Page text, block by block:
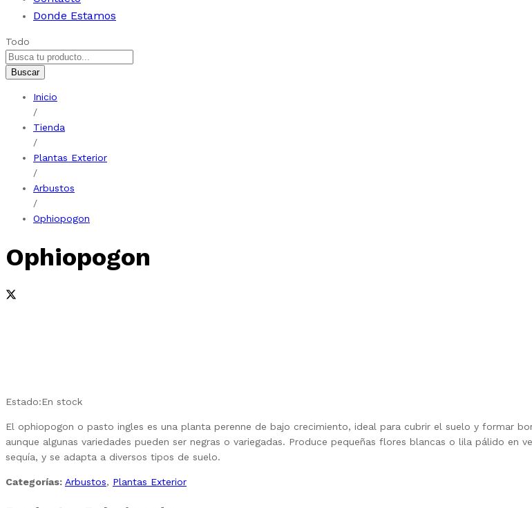
Donde Estamos
Todo
Buscar
Inicio
/
Tienda
/
Plantas Exterior
/
Arbustos
/
Ophiopogon
Ophiopogon
Estado:En stock
El ophiopogon o pasto ingles es una planta perenne de bajo crecimiento, ideal para cubrir el suelo y formar
aunque algunas variedades pueden ser negras o variegadas. Produce pequeñas flores blancas o lila pálido en
sequía, y se adapta a diversos tipos de suelo.
Categorías: Arbustos, Plantas Exterior